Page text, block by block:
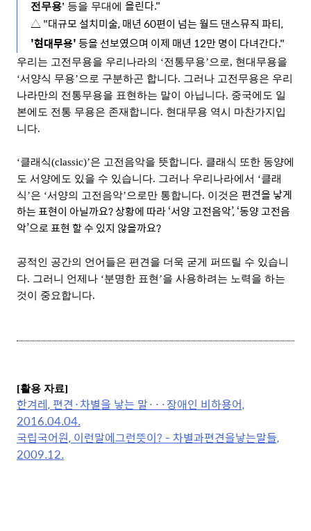
전무용' 등을 무대에 올린다."
△
'현대무용' 등을 선보였으며 이제 매년 12만 명이 다녀간다."
우리는 고전무용을 우리나라의 ‘전통무용’으로, 현대무용을
‘서양식 무용’으로 구분하곤 합니다. 그러나 고전무용은 우리
나라만의 전통무용을 표현하는 말이 아닙니다. 중국에도 일
본에도 전통 무용은 존재합니다. 현대무용 역시 마찬가지입
니다.
‘클래식(classic)’은 고전음악을 뜻합니다. 클래식 또한 동양에
도 서양에도 있을 수 있습니다. 그러나 우리나라에서 ‘클래
식’은 ‘서양의 고전음악’으로만 통합니다. 이것은 편견을 낳게
하는 표현이 아닐까요? 상황에 따라 ‘서양 고전음악’, ‘동양 고전음
악’으로 표현 할 수 있지 않을까요?
공적인 공간의 언어들은 편견을 더욱 굳게 퍼뜨릴 수 있습니
다. 그러니 언제나 ‘분명한 표현’을 사용하려는 노력을 하는
것이 중요합니다.
[활용 자료]
한겨레, 편견·차별을 낳는 말···장애인 비하용어,
2016.04.04.
국립국어원, 이런말에그런뜻이? - 차별과편견을낳는말들,
2009.12.